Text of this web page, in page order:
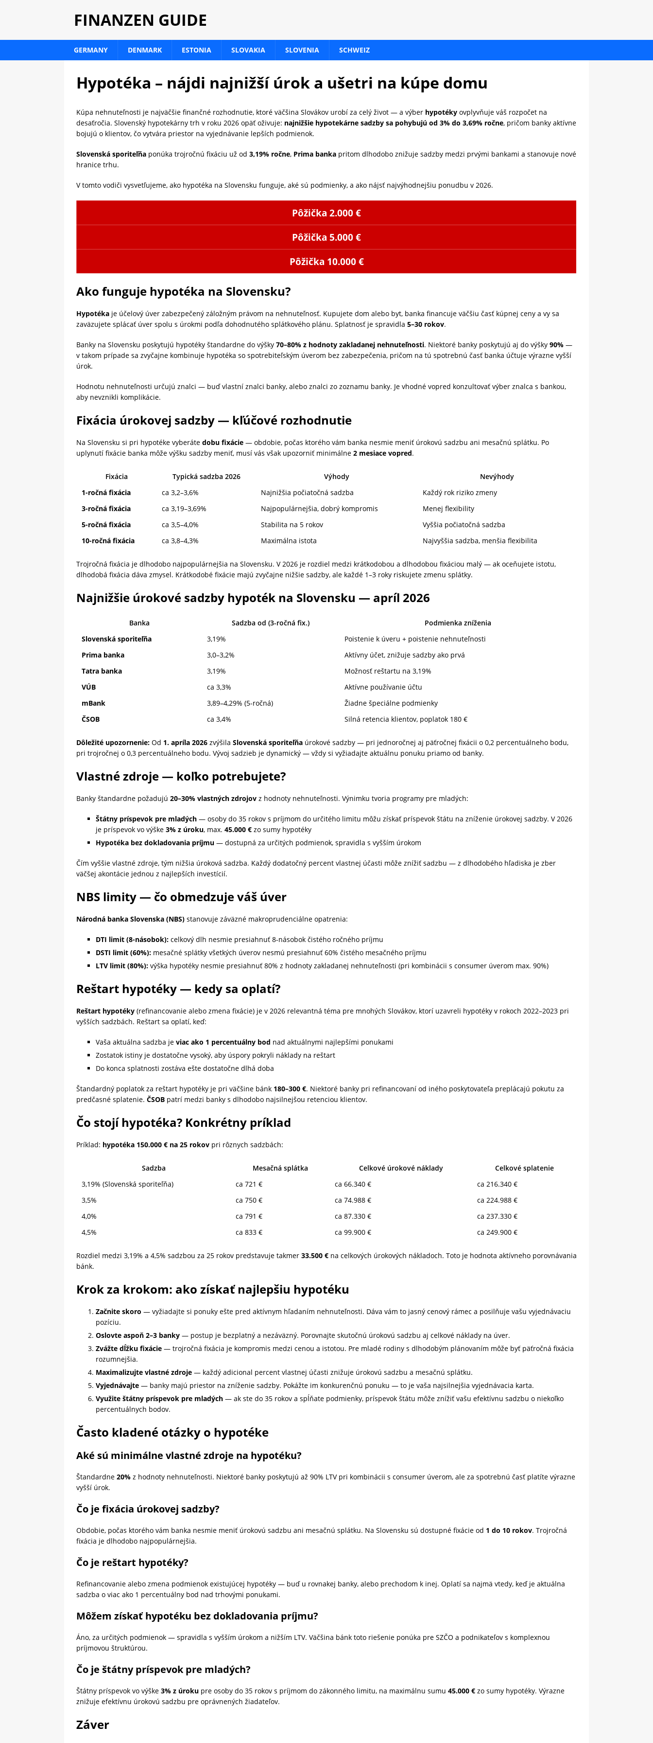
FINANZEN GUIDE
GERMANY DENMARK ESTONIA SLOVAKIA SLOVENIA SCHWEIZ
Hypotéka – nájdi najnižší úrok a ušetri na kúpe domu
Kúpa nehnuteľnosti je najväčšie finančné rozhodnutie, ktoré väčšina Slovákov urobí za celý život — a výber hypotéky ovplyvňuje váš rozpočet na
desaťročia. Slovenský hypotekárny trh v roku 2026 opäť oživuje: najnižšie hypotekárne sadzby sa pohybujú od 3% do 3,69% ročne, pričom banky aktívne
bojujú o klientov, čo vytvára priestor na vyjednávanie lepších podmienok.
Slovenská sporiteľňa ponúka trojročnú fixáciu už od 3,19% ročne, Prima banka pritom dlhodobo znižuje sadzby medzi prvými bankami a stanovuje nové
hranice trhu.
V tomto vodiči vysvetľujeme, ako hypotéka na Slovensku funguje, aké sú podmienky, a ako nájsť najvýhodnejšiu ponudbu v 2026.
Pôžička 2.000 €
Pôžička 5.000 €
Pôžička 10.000 €
Ako funguje hypotéka na Slovensku?
Hypotéka je účelový úver zabezpečený záložným právom na nehnuteľnosť. Kupujete dom alebo byt, banka financuje väčšiu časť kúpnej ceny a vy sa
zaväzujete splácať úver spolu s úrokmi podľa dohodnutého splátkového plánu. Splatnosť je spravidla 5–30 rokov.
Banky na Slovensku poskytujú hypotéky štandardne do výšky 70–80% z hodnoty zakladanej nehnuteľnosti. Niektoré banky poskytujú aj do výšky 90% —
v takom prípade sa zvyčajne kombinuje hypotéka so spotrebiteľským úverom bez zabezpečenia, pričom na tú spotrebnú časť banka účtuje výrazne vyšší
úrok.
Hodnotu nehnuteľnosti určujú znalci — buď vlastní znalci banky, alebo znalci zo zoznamu banky. Je vhodné vopred konzultovať výber znalca s bankou,
aby nevznikli komplikácie.
Fixácia úrokovej sadzby — kľúčové rozhodnutie
Na Slovensku si pri hypotéke vyberáte dobu fixácie — obdobie, počas ktorého vám banka nesmie meniť úrokovú sadzbu ani mesačnú splátku. Po
uplynutí fixácie banka môže výšku sadzby meniť, musí vás však upozorniť minimálne 2 mesiace vopred.
Fixácia Typická sadzba 2026 Výhody
Nevýhody
1-ročná fixácia
ca 3,2–3,6% Najnižšia počiatočná sadzba
Každý rok riziko zmeny
3-ročná fixácia
ca 3,19–3,69% Najpopulárnejšia, dobrý kompromis
Menej flexibility
5-ročná fixácia
ca 3,5–4,0% Stabilita na 5 rokov
Vyššia počiatočná sadzba
10-ročná fixácia
ca 3,8–4,3% Maximálna istota Najvyššia sadzba, menšia flexibilita
Trojročná fixácia je dlhodobo najpopulárnejšia na Slovensku. V 2026 je rozdiel medzi krátkodobou a dlhodobou fixáciou malý — ak oceňujete istotu,
dlhodobá fixácia dáva zmysel. Krátkodobé fixácie majú zvyčajne nižšie sadzby, ale každé 1–3 roky riskujete zmenu splátky.
Najnižšie úrokové sadzby hypoték na Slovensku — apríl 2026
Banka Sadzba od (3-ročná fix.)
Podmienka zníženia
Slovenská sporiteľňa
3,19%
Poistenie k úveru + poistenie nehnuteľnosti
Prima banka
3,0–3,2%
Aktívny účet, znižuje sadzby ako prvá
Tatra banka
3,19%
Možnosť reštartu na 3,19%
VÚB
ca 3,3%
Aktívne používanie účtu
mBank
3,89–4,29% (5-ročná)
Žiadne špeciálne podmienky
ČSOB
ca 3,4% Silná retencia klientov, poplatok 180 €
Dôležité upozornenie: Od 1. apríla 2026 zvýšila Slovenská sporiteľňa úrokové sadzby — pri jednoročnej aj päťročnej fixácii o 0,2 percentuálneho bodu,
pri trojročnej o 0,3 percentuálneho bodu. Vývoj sadzieb je dynamický — vždy si vyžiadajte aktuálnu ponuku priamo od banky.
Vlastné zdroje — koľko potrebujete?
Banky štandardne požadujú 20–30% vlastných zdrojov z hodnoty nehnuteľnosti. Výnimku tvoria programy pre mladých:
Štátny príspevok pre mladých — osoby do 35 rokov s príjmom do určitého limitu môžu získať príspevok štátu na zníženie úrokovej sadzby. V 2026
je príspevok vo výške 3% z úroku, max. 45.000 € zo sumy hypotéky
Hypotéka bez dokladovania príjmu — dostupná za určitých podmienok, spravidla s vyšším úrokom
Čím vyššie vlastné zdroje, tým nižšia úroková sadzba. Každý dodatočný percent vlastnej účasti môže znížiť sadzbu — z dlhodobého hľadiska je zber
väčšej akontácie jednou z najlepších investícií.
NBS limity — čo obmedzuje váš úver
Národná banka Slovenska (NBS) stanovuje záväzné makroprudenciálne opatrenia:
DTI limit (8-násobok): celkový dlh nesmie presiahnuť 8-násobok čistého ročného príjmu
DSTI limit (60%): mesačné splátky všetkých úverov nesmú presiahnuť 60% čistého mesačného príjmu
LTV limit (80%): výška hypotéky nesmie presiahnuť 80% z hodnoty zakladanej nehnuteľnosti (pri kombinácii s consumer úverom max. 90%)
Reštart hypotéky — kedy sa oplatí?
Reštart hypotéky (refinancovanie alebo zmena fixácie) je v 2026 relevantná téma pre mnohých Slovákov, ktorí uzavreli hypotéky v rokoch 2022–2023 pri
vyšších sadzbách. Reštart sa oplatí, keď:
Vaša aktuálna sadzba je viac ako 1 percentuálny bod nad aktuálnymi najlepšími ponukami
Zostatok istiny je dostatočne vysoký, aby úspory pokryli náklady na reštart
Do konca splatnosti zostáva ešte dostatočne dlhá doba
Štandardný poplatok za reštart hypotéky je pri väčšine bánk 180–300 €. Niektoré banky pri refinancovaní od iného poskytovateľa preplácajú pokutu za
predčasné splatenie. ČSOB patrí medzi banky s dlhodobo najsilnejšou retenciou klientov.
Čo stojí hypotéka? Konkrétny príklad
Príklad: hypotéka 150.000 € na 25 rokov pri rôznych sadzbách:
Sadzba Mesačná splátka Celkové úrokové náklady
Celkové splatenie
3,19% (Slovenská sporiteľňa)
ca 721 € ca 66.340 €
ca 216.340 €
3,5%
ca 750 € ca 74.988 €
ca 224.988 €
4,0%
ca 791 € ca 87.330 €
ca 237.330 €
4,5%
ca 833 € ca 99.900 € ca 249.900 €
Rozdiel medzi 3,19% a 4,5% sadzbou za 25 rokov predstavuje takmer 33.500 € na celkových úrokových nákladoch. Toto je hodnota aktívneho porovnávania
bánk.
Krok za krokom: ako získať najlepšiu hypotéku
Začnite skoro — vyžiadajte si ponuky ešte pred aktívnym hľadaním nehnuteľnosti. Dáva vám to jasný cenový rámec a posilňuje vašu vyjednávaciu
pozíciu.
Oslovte aspoň 2–3 banky — postup je bezplatný a nezáväzný. Porovnajte skutočnú úrokovú sadzbu aj celkové náklady na úver.
Zvážte dĺžku fixácie — trojročná fixácia je kompromis medzi cenou a istotou. Pre mladé rodiny s dlhodobým plánovaním môže byť päťročná fixácia
rozumnejšia.
Maximalizujte vlastné zdroje — každý adicional percent vlastnej účasti znižuje úrokovú sadzbu a mesačnú splátku.
Vyjednávajte — banky majú priestor na zníženie sadzby. Pokážte im konkurenčnú ponuku — to je vaša najsilnejšia vyjednávacia karta.
Využite štátny príspevok pre mladých — ak ste do 35 rokov a spĺňate podmienky, príspevok štátu môže znížiť vašu efektívnu sadzbu o niekoľko
percentuálnych bodov.
Často kladené otázky o hypotéke
Aké sú minimálne vlastné zdroje na hypotéku?
Štandardne 20% z hodnoty nehnuteľnosti. Niektoré banky poskytujú až 90% LTV pri kombinácii s consumer úverom, ale za spotrebnú časť platíte výrazne
vyšší úrok.
Čo je fixácia úrokovej sadzby?
Obdobie, počas ktorého vám banka nesmie meniť úrokovú sadzbu ani mesačnú splátku. Na Slovensku sú dostupné fixácie od 1 do 10 rokov. Trojročná
fixácia je dlhodobo najpopulárnejšia.
Čo je reštart hypotéky?
Refinancovanie alebo zmena podmienok existujúcej hypotéky — buď u rovnakej banky, alebo prechodom k inej. Oplatí sa najmä vtedy, keď je aktuálna
sadzba o viac ako 1 percentuálny bod nad trhovými ponukami.
Môžem získať hypotéku bez dokladovania príjmu?
Áno, za určitých podmienok — spravidla s vyšším úrokom a nižším LTV. Väčšina bánk toto riešenie ponúka pre SZČO a podnikateľov s komplexnou
príjmovou štruktúrou.
Čo je štátny príspevok pre mladých?
Štátny príspevok vo výške 3% z úroku pre osoby do 35 rokov s príjmom do zákonného limitu, na maximálnu sumu 45.000 € zo sumy hypotéky. Výrazne
znižuje efektívnu úrokovú sadzbu pre oprávnených žiadateľov.
Záver